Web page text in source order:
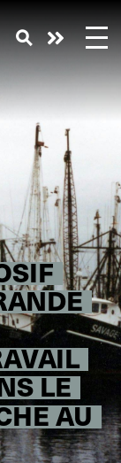
LE
AU
Take
action